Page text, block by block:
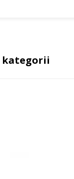
kategorii